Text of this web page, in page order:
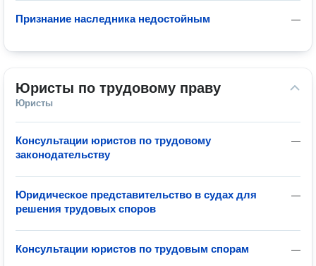
—
Признание наследника недостойным
Юристы по трудовому праву
Юристы
—
Консультации юристов по трудовому
законодательству
—
Юридическое представительство в судах для
решения трудовых споров
—
Консультации юристов по трудовым спорам